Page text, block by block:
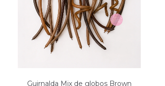
Guirnalda Mix de globos Brown